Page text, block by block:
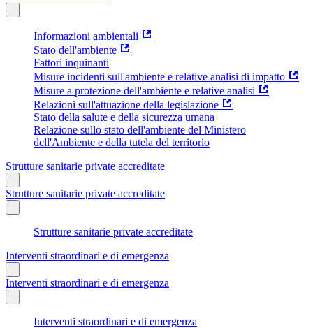
Informazioni ambientali
Stato dell'ambiente
Fattori inquinanti
Misure incidenti sull'ambiente e relative analisi di impatto
Misure a protezione dell'ambiente e relative analisi
Relazioni sull'attuazione della legislazione
Stato della salute e della sicurezza umana
Relazione sullo stato dell'ambiente del Ministero
dell'Ambiente e della tutela del territorio
Strutture sanitarie private accreditate
Strutture sanitarie private accreditate
Strutture sanitarie private accreditate
Interventi straordinari e di emergenza
Interventi straordinari e di emergenza
Interventi straordinari e di emergenza